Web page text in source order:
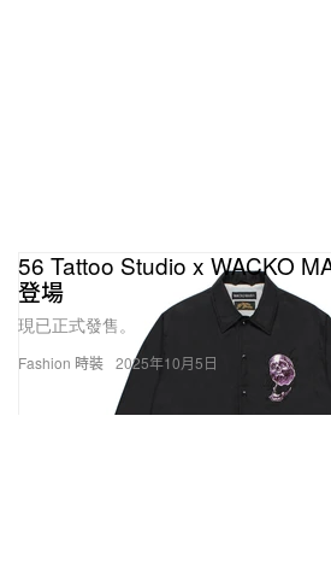
Fashion 時裝
56 Tattoo Studio x WACKO
登場
現已正式發售。
2025年10月5日